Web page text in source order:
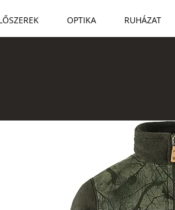
OPTIKA RUHÁZAT